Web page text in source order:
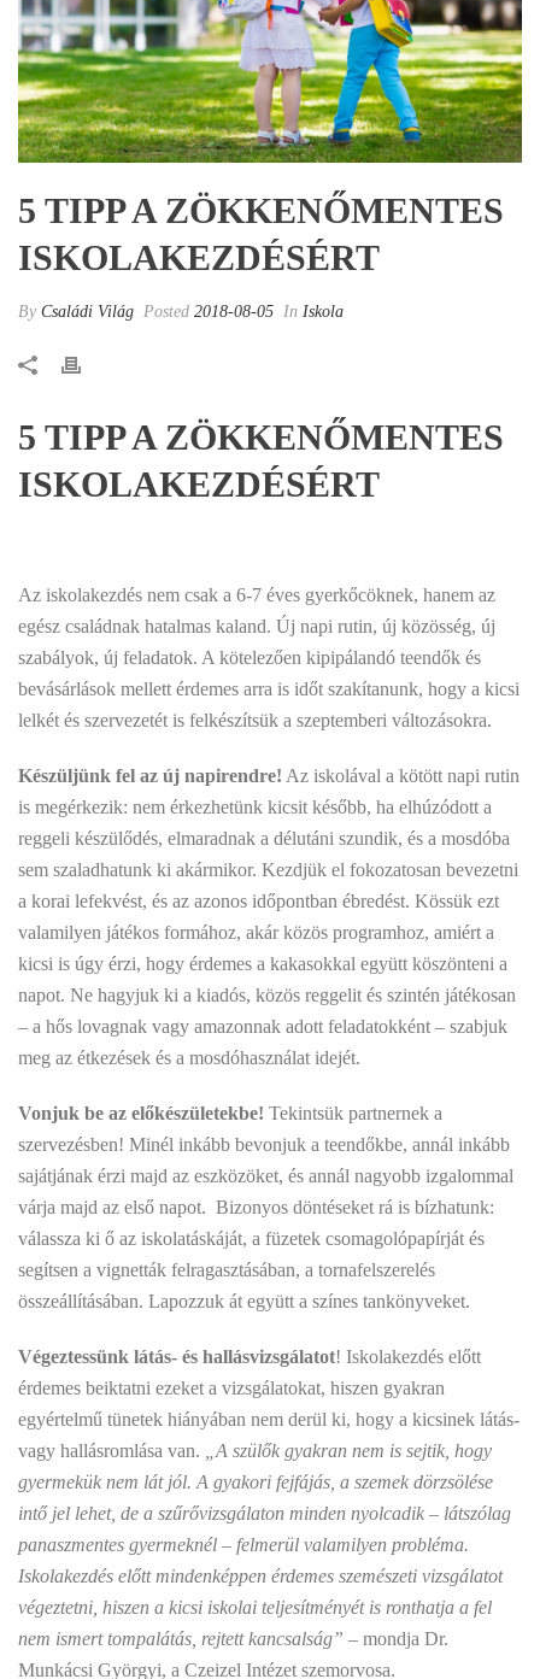
5 TIPP A ZÖKKENŐMENTES
ISKOLAKEZDÉSÉRT
By Családi Világ Posted 2018-08-05 In Iskola
5 TIPP A ZÖKKENŐMENTES
ISKOLAKEZDÉSÉRT
Az iskolakezdés nem csak a 6-7 éves gyerkőcöknek, hanem az
egész családnak hatalmas kaland. Új napi rutin, új közösség, új
szabályok, új feladatok. A kötelezően kipipálandó teendők és
bevásárlások mellett érdemes arra is időt szakítanunk, hogy a kicsi
lelkét és szervezetét is felkészítsük a szeptemberi változásokra.
Készüljünk fel az új napirendre! Az iskolával a kötött napi rutin
is megérkezik: nem érkezhetünk kicsit később, ha elhúzódott a
reggeli készülődés, elmaradnak a délutáni szundik, és a mosdóba
sem szaladhatunk ki akármikor. Kezdjük el fokozatosan bevezetni
a korai lefekvést, és az azonos időpontban ébredést. Kössük ezt
valamilyen játékos formához, akár közös programhoz, amiért a
kicsi is úgy érzi, hogy érdemes a kakasokkal együtt köszönteni a
napot. Ne hagyjuk ki a kiadós, közös reggelit és szintén játékosan
– a hős lovagnak vagy amazonnak adott feladatokként – szabjuk
meg az étkezések és a mosdóhasználat idejét.
Vonjuk be az előkészületekbe! Tekintsük partnernek a
szervezésben! Minél inkább bevonjuk a teendőkbe, annál inkább
sajátjának érzi majd az eszközöket, és annál nagyobb izgalommal
várja majd az első napot. Bizonyos döntéseket rá is bízhatunk:
válassza ki ő az iskolatáskáját, a füzetek csomagolópapírját és
segítsen a vignetták felragasztásában, a tornafelszerelés
összeállításában. Lapozzuk át együtt a színes tankönyveket.
Végeztessünk látás- és hallásvizsgálatot! Iskolakezdés előtt
érdemes beiktatni ezeket a vizsgálatokat, hiszen gyakran
egyértelmű tünetek hiányában nem derül ki, hogy a kicsinek látás-
vagy hallásromlása van.
„A szülők gyakran nem is sejtik, hogy
gyermekük nem lát jól. A gyakori fejfájás, a szemek dörzsölése
intő jel lehet, de a szűrővizsgálaton minden nyolcadik – látszólag
panaszmentes gyermeknél – felmerül valamilyen probléma.
Iskolakezdés előtt mindenképpen érdemes szemészeti vizsgálatot
végeztetni, hiszen a kicsi iskolai teljesítményét is ronthatja a fel
nem ismert tompalátás, rejtett kancsalság” – mondja Dr.
Munkácsi Györgyi, a Czeizel Intézet szemorvosa.